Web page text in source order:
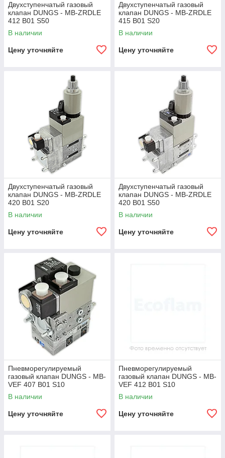
Двухступенчатый газовый
клапан DUNGS - MB-ZRDLE
412 B01 S50
В наличии
Цену уточняйте
Двухступенчатый газовый
клапан DUNGS - MB-ZRDLE
415 B01 S20
В наличии
Цену уточняйте
Двухступенчатый газовый
клапан DUNGS - MB-ZRDLE
420 B01 S20
В наличии
Цену уточняйте
Двухступенчатый газовый
клапан DUNGS - MB-ZRDLE
420 B01 S50
В наличии
Цену уточняйте
Пневморегулируемый
газовый клапан DUNGS - MB-
VEF 407 B01 S10
В наличии
Цену уточняйте
Пневморегулируемый
газовый клапан DUNGS - MB-
VEF 412 B01 S10
В наличии
Цену уточняйте